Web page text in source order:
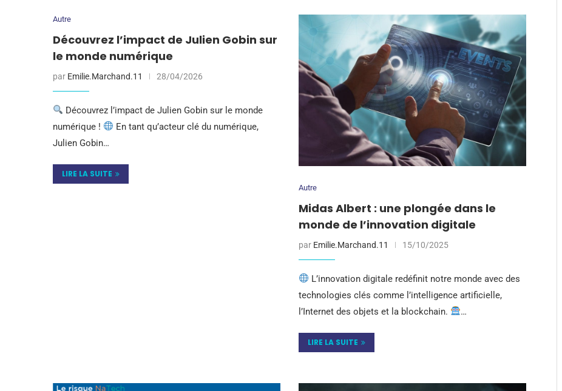
Autre
Découvrez l’impact de Julien Gobin sur
le monde numérique
par Emilie.Marchand.11 28/04/2026
Découvrez l’impact de Julien Gobin sur le monde
numérique !
En tant qu’acteur clé du numérique,
Julien Gobin…
LIRE LA SUITE
Autre
Midas Albert : une plongée dans le
monde de l’innovation digitale
par Emilie.Marchand.11 15/10/2025
L’innovation digitale redéfinit notre monde avec des
technologies clés comme l’intelligence artificielle,
l’Internet des objets et la blockchain.
…
LIRE LA SUITE